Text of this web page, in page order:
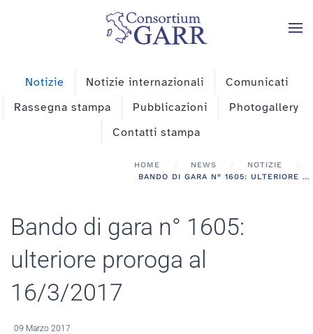
Skip to main content
Notizie Notizie internazionali
Comunicati
Rassegna stampa
Pubblicazioni
Photogallery
Contatti stampa
HOME NEWS
NOTIZIE
BANDO DI GARA N° 1605: ULTERIORE PROROGA AL 16/3/2017
Bando di gara n° 1605:
ulteriore proroga al
16/3/2017
09 Marzo 2017